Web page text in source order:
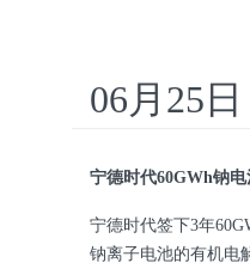
06月25日
宁德时代60GWh钠
宁德时代签下3年
钠离子电池的有机电